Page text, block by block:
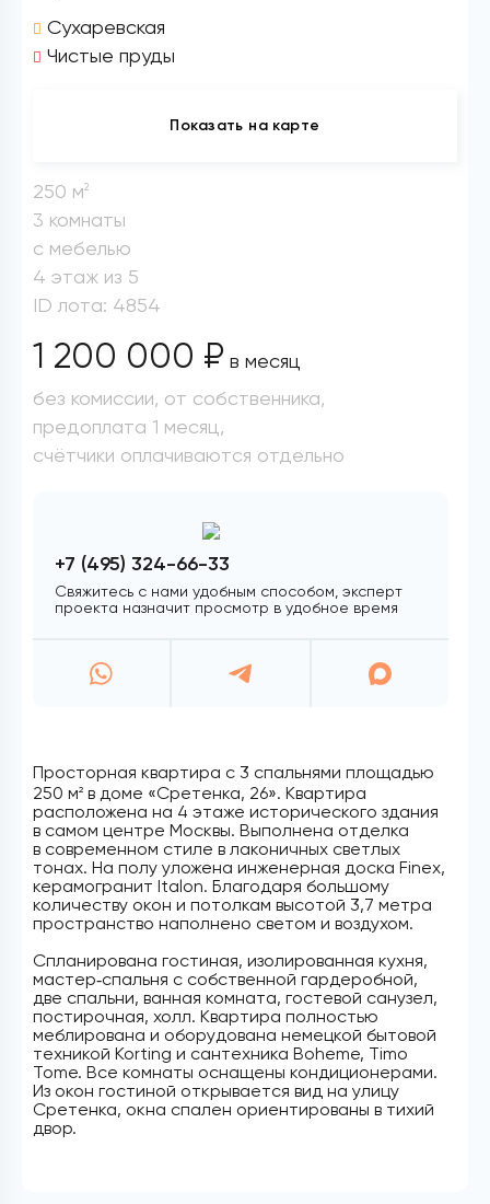
Просторная квартира с 3 спальнями площадью
250 м2 в доме «Сретенка, 26». Квартира
расположена на 4 этаже исторического здания
в самом центре Москвы. Выполнена отделка
в современном стиле в лаконичных светлых
тонах. На полу уложена инженерная доска Finex,
керамогранит Italon. Благодаря большому
количеству окон и потолкам высотой 3,7 метра
пространство наполнено светом и воздухом.
Спланирована гостиная, изолированная кухня,
мастер‑спальня с собственной гардеробной,
две спальни, ванная комната, гостевой санузел,
постирочная, холл. Квартира полностью
меблирована и оборудована немецкой бытовой
техникой Korting и сантехника Boheme, Timo
Tome. Все комнаты оснащены кондиционерами.
Из окон гостиной открывается вид на улицу
Сретенка, окна спален ориентированы в тихий
двор.
Сухаревская
Чистые пруды
Показать на карте
250 м2
3 комнаты
с мебелью
4 этаж из 5
ID лота: 4854
1 200 000 ₽ в месяц
без комиссии, от собственника,
предоплата 1 месяц,
счётчики оплачиваются отдельно
+7 (495) 324-66-33
Свяжитесь с нами удобным способом, эксперт
проекта назначит просмотр в удобное время